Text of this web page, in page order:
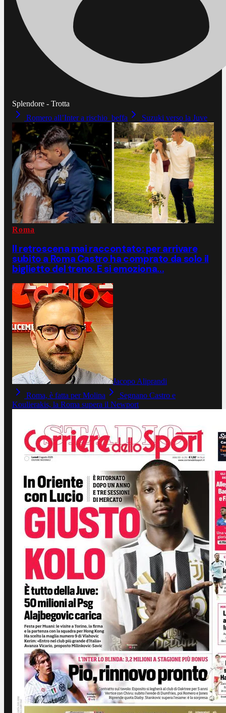
Splendore - Trotta
Romero all’Inter a rischio beffa
Suzuki verso la Juve
Roma
Il retroscena mai raccontato: per arrivare
subito a Roma Castro ha comprato da solo il
biglietto del treno. E si emoziona...
Jacopo Aliprandi
Roma, è fatta per Molina
Segnano Castro e
Koulierakis, la Roma supera il Newport